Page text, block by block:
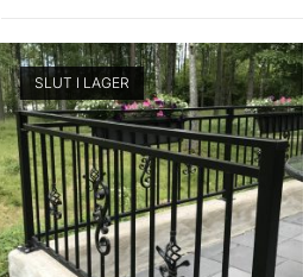
SLUT I LAGER